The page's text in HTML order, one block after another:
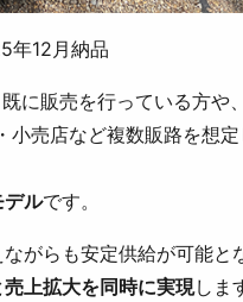
年12月納品
に販売を行っている方や、
小売店など複数販路を想
デルです。
がらも安定供給が可能と
上拡大を同時に実現しま